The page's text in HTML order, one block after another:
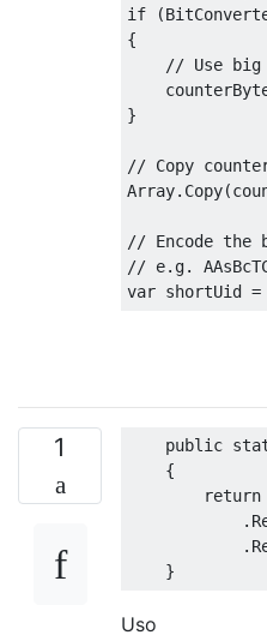
if
{
// Use big
}
// Copy
// Encode the
// e.g.
var shortUid =
1 public
    {
return
Uso